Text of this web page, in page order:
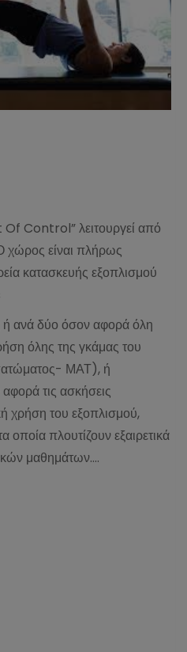
Control” λειτουργεί από
χώρος είναι πλήρως
κατασκευής εξοπλισμού
ή ανά δύο όσον αφορά όλη
όλης της γκάμας του
ΜΑΤ), ή
τις ασκήσεις
χρήση του εξοπλισμού,
πλουτίζουν εξαιρετικά
μαθημάτων….